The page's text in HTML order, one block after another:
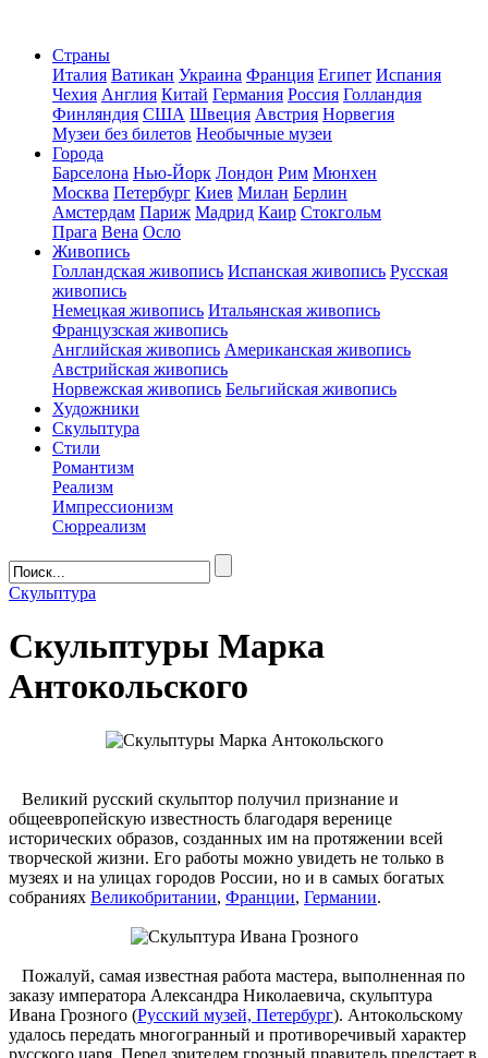
Страны
Италия Ватикан Украина Франция Египет Испания
Чехия Англия Китай Германия Россия Голландия
Финляндия США Швеция Австрия Норвегия
Музеи без билетов Необычные музеи
Города
Барселона Нью-Йорк Лондон Рим Мюнхен
Москва Петербург Киев Милан Берлин
Амстердам Париж Мадрид Каир Стокгольм
Прага Вена Осло
Живопись
Голландская живопись Испанская живопись Русская
живопись
Немецкая живопись Итальянская живопись
Французская живопись
Английская живопись Американская живопись
Австрийская живопись
Норвежская живопись Бельгийская живопись
Художники
Скульптура
Стили
Романтизм
Реализм
Импрессионизм
Сюрреализм
Скульптура
Скульптуры Марка
Антокольского
Великий русский скульптор получил признание и
общеевропейскую известность благодаря веренице
исторических образов, созданных им на протяжении всей
творческой жизни. Его работы можно увидеть не только в
музеях и на улицах городов России, но и в самых богатых
собраниях Великобритании, Франции, Германии.
Пожалуй, самая известная работа мастера, выполненная по
заказу императора Александра Николаевича, скульптура
Ивана Грозного (Русский музей, Петербург). Антокольскому
удалось передать многогранный и противоречивый характер
русского царя. Перед зрителем грозный правитель предстает в